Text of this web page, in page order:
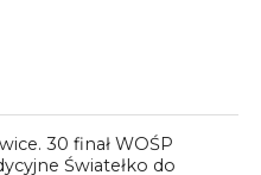
30 finał WOŚP
Światełko do